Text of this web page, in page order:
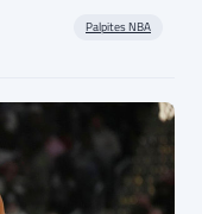
Palpites NBA